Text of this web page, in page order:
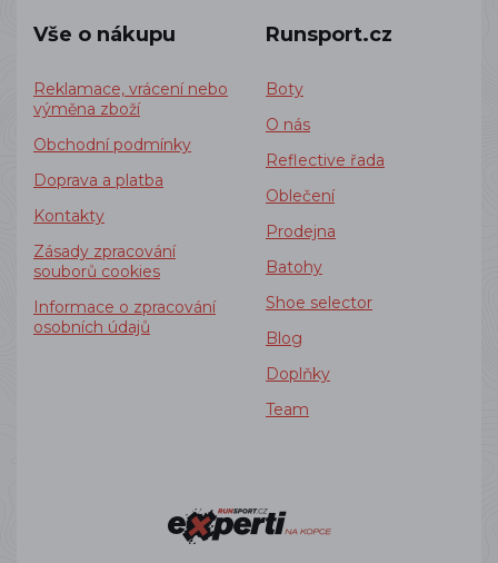
Vše o nákupu
Reklamace, vrácení nebo
výměna zboží
Obchodní podmínky
Doprava a platba
Kontakty
Zásady zpracování
souborů cookies
Informace o zpracování
osobních údajů
Runsport.cz
Boty
O nás
Reflective řada
Oblečení
Prodejna
Batohy
Shoe selector
Blog
Doplňky
Team